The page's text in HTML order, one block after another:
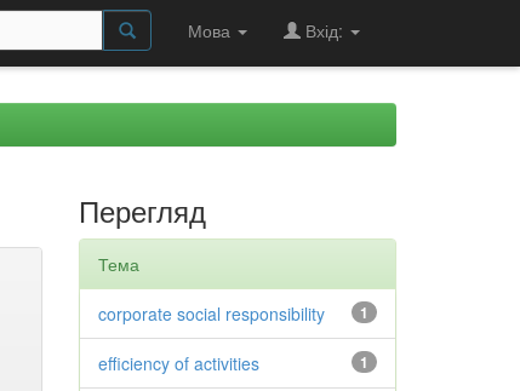
Мова Вхід:
Перегляд
Тема
1
corporate social responsibility
1
efficiency of activities